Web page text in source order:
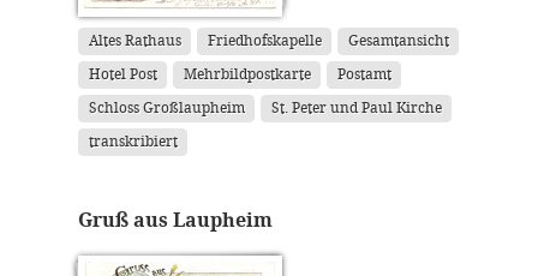
Altes Rathaus Friedhofskapelle Gesamtansicht
Hotel Post Mehrbildpostkarte Postamt
Schloss Großlaupheim St. Peter und Paul Kirche
transkribiert
Gruß aus Laupheim